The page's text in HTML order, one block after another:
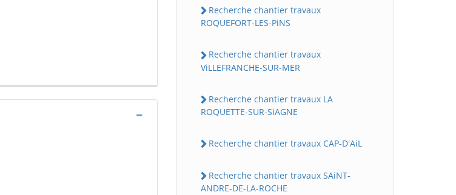
Recherche chantier travaux
ROQUEFORT-LES-PiNS
Recherche chantier travaux
ViLLEFRANCHE-SUR-MER
Recherche chantier travaux LA
ROQUETTE-SUR-SiAGNE
Recherche chantier travaux CAP-D'AiL
Recherche chantier travaux SAiNT-
ANDRE-DE-LA-ROCHE